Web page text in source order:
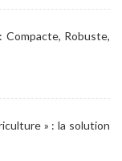
Compacte, Robuste,
» : la solution